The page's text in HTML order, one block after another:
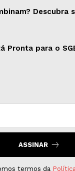
Descubra
Pronta para o
ASSINAR
termos da